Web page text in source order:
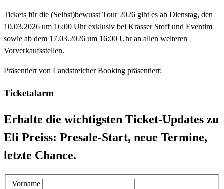
Tickets für die (Selbst)bewusst Tour 2026 gibt es ab Dienstag, den
10.03.2026 um 16:00 Uhr exklusiv bei Krasser Stoff und Eventim
sowie ab dem 17.03.2026 um 16:00 Uhr an allen weiteren
Vorverkaufsstellen.
Präsentiert von Landstreicher Booking präsentiert:
Ticketalarm
Erhalte die wichtigsten Ticket-Updates zu
Eli Preiss: Presale-Start, neue Termine,
letzte Chance.
Vorname